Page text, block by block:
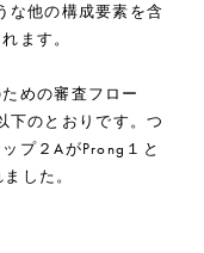
な他の構成要素を含
ます。
めの審査フロー
下のとおりです。つ
プ２AがProng１と
した。